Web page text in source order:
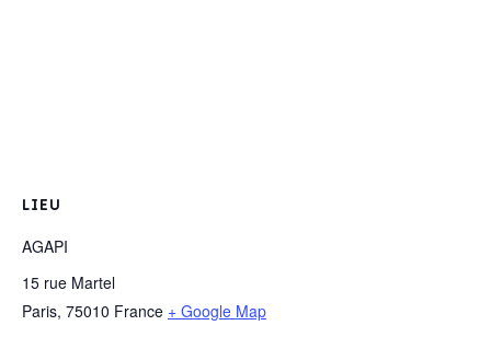
LIEU
AGAPI
15 rue Martel
Paris, 75010 France + Google Map